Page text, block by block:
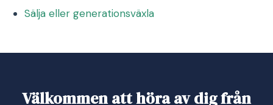
Sälja eller generationsväxla
Välkommen att höra av dig från